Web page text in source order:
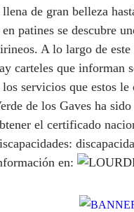
de gran belleza
en patines se descubre
A lo largo de
carteles que informan
servicios que estos
de los Gaves ha
el certificado
en: